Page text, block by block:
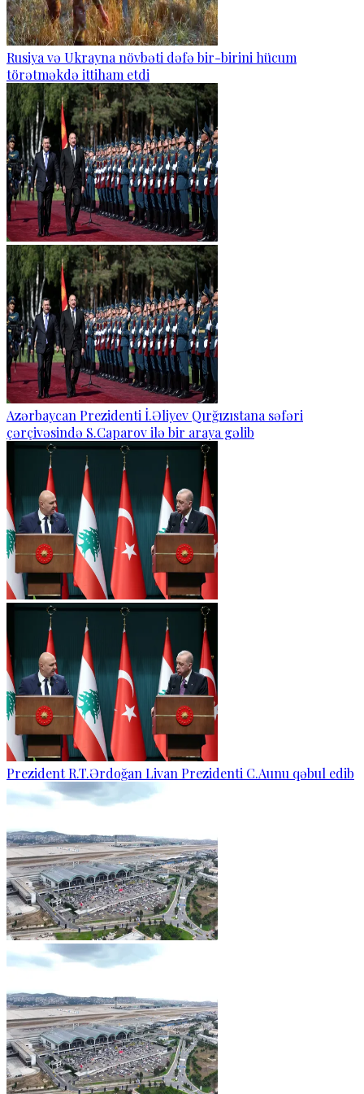
Rusiya və Ukrayna növbəti dəfə bir-birini hücum
törətməkdə ittiham etdi
Azərbaycan Prezidenti İ.Əliyev Qırğızıstana səfəri
çərçivəsində S.Caparov ilə bir araya gəlib
Prezident R.T.Ərdoğan Livan Prezidenti C.Aunu qəbul edib